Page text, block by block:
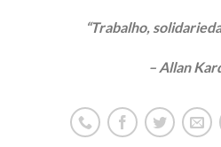
“Trabalho,
– Allan